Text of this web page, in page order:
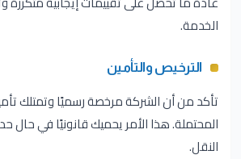
الخدمة.
الترخيص والتأمين
تأكد من أن الشركة مرخصة رسميًا وتمتلك
المحتملة. هذا الأمر يحميك قانونيًا في حال
النقل.